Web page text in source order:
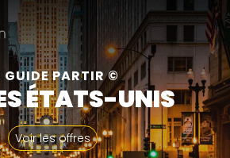
GUIDE PARTIR ©
ÉTATS-UNIS
Voir les offres
Fermer